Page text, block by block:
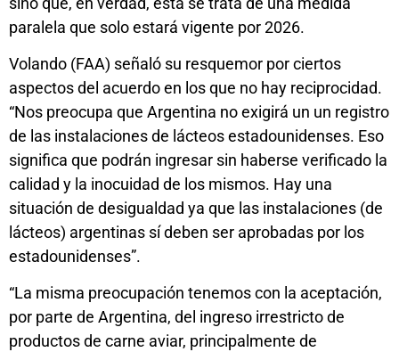
paralela que solo estará vigente por 2026.
Volando (FAA) señaló su resquemor por ciertos
aspectos del acuerdo en los que no hay reciprocidad.
“Nos preocupa que Argentina no exigirá un un registro
de las instalaciones de lácteos estadounidenses. Eso
significa que podrán ingresar sin haberse verificado la
calidad y la inocuidad de los mismos. Hay una
situación de desigualdad ya que las instalaciones (de
lácteos) argentinas sí deben ser aprobadas por los
estadounidenses”.
“La misma preocupación tenemos con la aceptación,
por parte de Argentina, del ingreso irrestricto de
productos de carne aviar, principalmente de